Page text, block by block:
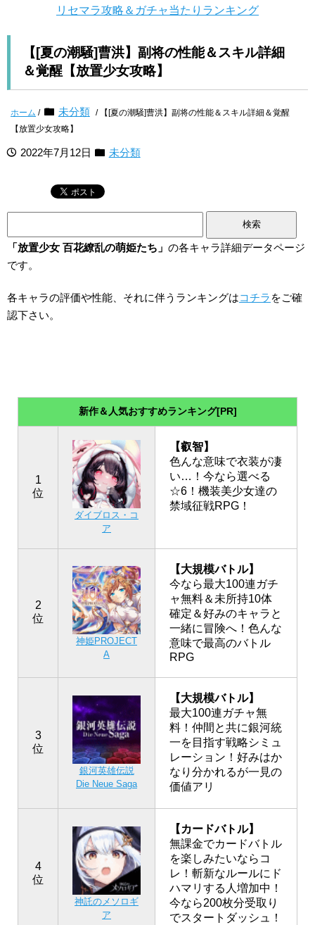
リセマラ攻略＆ガチャ当たりランキング
【[夏の潮騒]曹洪】副将の性能＆スキル詳細
＆覚醒【放置少女攻略】
ホーム / 未分類 / 【[夏の潮騒]曹洪】副将の性能＆スキル詳細＆覚醒
【放置少女攻略】
2022年7月12日 未分類
「放置少女 百花繚乱の萌姫たち」 の各キャラ詳細データページ
です。
各キャラの評価や性能、それに伴うランキングはコチラ をご確
認下さい。
新作＆人気おすすめランキング[PR]
1
位
ダイブロス・コ
ア
【叡智】
色んな意味で衣装が凄
い…！今なら選べる
☆6！機装美少女達の
禁域征戦RPG！
2
位
神姫PROJECT
A
【大規模バトル】
今なら最大100連ガチ
ャ無料＆未所持10体
確定＆好みのキャラと
一緒に冒険へ！色んな
意味で最高のバトル
RPG
3
位
銀河英雄伝説
Die Neue Saga
【大規模バトル】
最大100連ガチャ無
料！仲間と共に銀河統
一を目指す戦略シミュ
レーション！好みはか
なり分かれるが一見の
価値アリ
4
位
神託のメソロギ
ア
【カードバトル】
無課金でカードバトル
を楽しみたいならコ
レ！斬新なルールにド
ハマリする人増加中！
今なら200枚分受取り
でスタートダッシュ！